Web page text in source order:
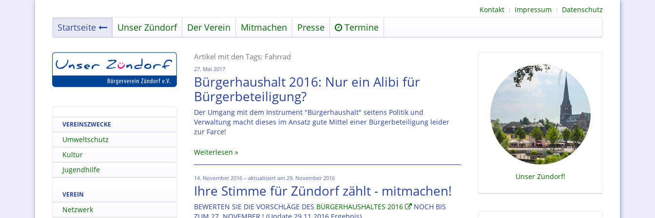
Kontakt Impressum Datenschutz
Startseite Unser Zündorf Der Verein Mitmachen Presse Termine
Artikel mit den Tags: Fahrrad
27. Mai 2017
Bürgerhaushalt 2016: Nur ein Alibi für
Bürgerbeteiligung?
Der Umgang mit dem Instrument "Bürgerhaushalt" seitens Politik und
Verwaltung macht dieses im Ansatz gute Mittel einer Bürgerbeteiligung leider
zur Farce!
Weiterlesen
14. November 2016 – aktualisiert am 29. November 2016
Ihre Stimme für Zündorf zählt - mitmachen!
BEWERTEN SIE DIE VORSCHLÄGE DES BÜRGERHAUSHALTES 2016
NOCH BIS
VEREINSZWECKE
Umweltschutz
Kultur
Jugendhilfe
VEREIN
Netzwerk
Unser Zündorf!